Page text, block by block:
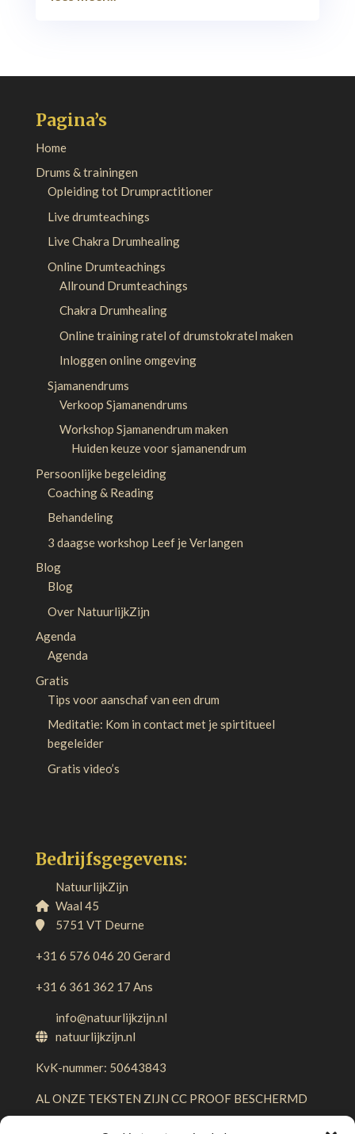
Pagina’s
Home
Drums & trainingen
Opleiding tot Drumpractitioner
Live drumteachings
Live Chakra Drumhealing
Online Drumteachings
Allround Drumteachings
Chakra Drumhealing
Online training ratel of drumstokratel maken
Inloggen online omgeving
Sjamanendrums
Verkoop Sjamanendrums
Workshop Sjamanendrum maken
Huiden keuze voor sjamanendrum
Persoonlijke begeleiding
Coaching & Reading
Behandeling
3 daagse workshop Leef je Verlangen
Blog
Blog
Over NatuurlijkZijn
Agenda
Agenda
Gratis
Tips voor aanschaf van een drum
Meditatie: Kom in contact met je spirtitueel
begeleider
Gratis video’s
Bedrijfsgegevens:
NatuurlijkZijn
Waal 45
5751 VT Deurne
+31 6 576 046 20 Gerard
+31 6 361 362 17 Ans
info@natuurlijkzijn.nl
natuurlijkzijn.nl
KvK-nummer: 50643843
AL ONZE TEKSTEN ZIJN CC PROOF BESCHERMD